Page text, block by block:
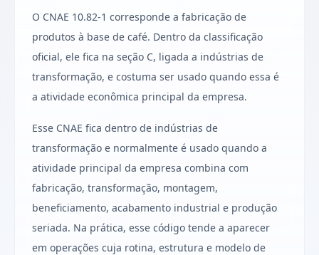
O CNAE 10.82-1 corresponde a fabricação de
produtos à base de café. Dentro da classificação
oficial, ele fica na seção C, ligada a indústrias de
transformação, e costuma ser usado quando essa é
a atividade econômica principal da empresa.
Esse CNAE fica dentro de indústrias de
transformação e normalmente é usado quando a
atividade principal da empresa combina com
fabricação, transformação, montagem,
beneficiamento, acabamento industrial e produção
seriada. Na prática, esse código tende a aparecer
em operações cuja rotina, estrutura e modelo de